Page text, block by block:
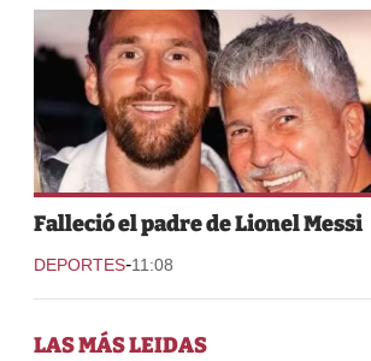
Falleció el padre de Lionel Messi
DEPORTES-11:08
LAS MÁS LEIDAS